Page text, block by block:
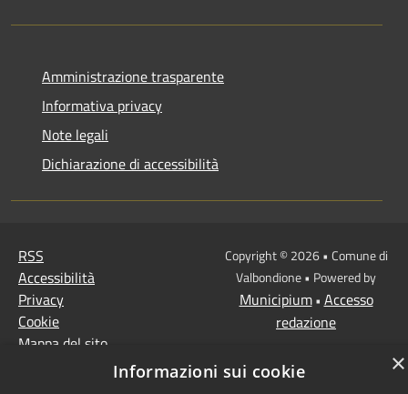
Amministrazione trasparente
Informativa privacy
Note legali
Dichiarazione di accessibilità
RSS
Accessibilità
Privacy
Cookie
Mappa del sito
Copyright © 2026 • Comune di
Valbondione • Powered by
Municipium• Accesso
redazione
×
Informazioni sui cookie